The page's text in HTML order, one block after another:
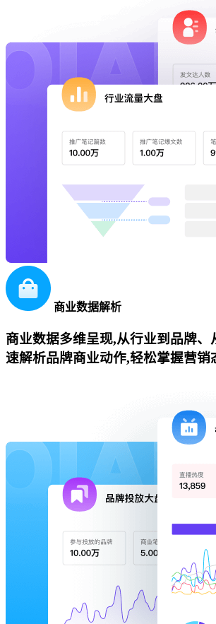
商业数据解析
商业数据多维呈现,从行业到品牌、
速解析品牌商业动作,轻松掌握营销